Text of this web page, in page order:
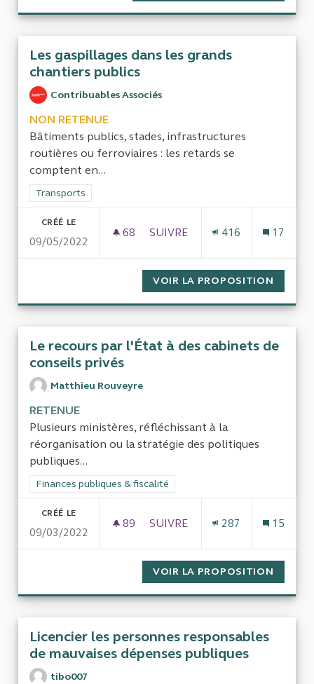
Les gaspillages dans les grands
chantiers publics
Contribuables Associés
NON RETENUE
Bâtiments publics, stades, infrastructures
routières ou ferroviaires : les retards se
comptent en...
Filtrer les résultats de la catégorie : Transports
Transports
CRÉÉ LE
09/05/2022
68 68 ABONNÉS
SUIVRE
416 17
VOIR LA PROPOSITION
Le recours par l'État à des cabinets de
conseils privés
Matthieu Rouveyre
RETENUE
Plusieurs ministères, réfléchissant à la
réorganisation ou la stratégie des politiques
publiques...
Filtrer les résultats de la catégorie : Finances publiques &
Finances publiques & fiscalité
CRÉÉ LE
09/03/2022
89 89 ABONNÉS
SUIVRE
287 15
VOIR LA PROPOSITION
Licencier les personnes responsables
de mauvaises dépenses publiques
tibo007